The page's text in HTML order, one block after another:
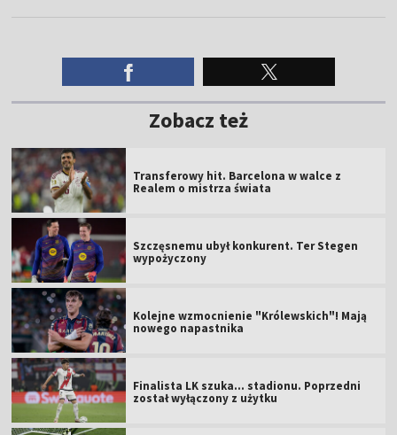
Zobacz też
Transferowy hit. Barcelona w walce z
Realem o mistrza świata
Szczęsnemu ubył konkurent. Ter Stegen
wypożyczony
Kolejne wzmocnienie "Królewskich"! Mają
nowego napastnika
Finalista LK szuka... stadionu. Poprzedni
został wyłączony z użytku